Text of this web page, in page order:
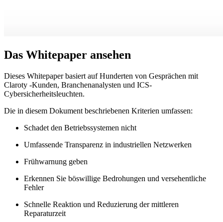
Das Whitepaper ansehen
Dieses Whitepaper basiert auf Hunderten von Gesprächen mit
Claroty -Kunden, Branchenanalysten und ICS-
Cybersicherheitsleuchten.
Die in diesem Dokument beschriebenen Kriterien umfassen:
Schadet den Betriebssystemen nicht
Umfassende Transparenz in industriellen Netzwerken
Frühwarnung geben
Erkennen Sie böswillige Bedrohungen und versehentliche
Fehler
Schnelle Reaktion und Reduzierung der mittleren
Reparaturzeit